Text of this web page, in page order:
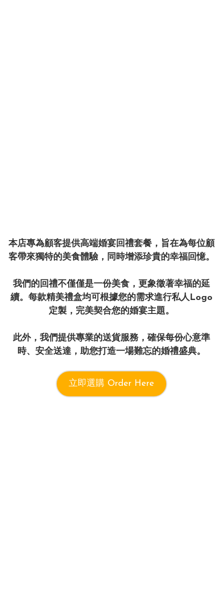
本店專為顧客提供高端婚宴回禮套餐，旨在為每位顧
客帶來獨特的美食體驗，同時增添珍貴的幸福回憶。
我們的回禮不僅僅是一份美食，更象徵著幸福的延
續。每款精美禮盒均可根據您的需求進行私人Logo
定製，完美契合您的婚宴主題。
此外，我們提供專業的送貨服務，確保每份心意準
時、安全送達，助您打造一場難忘的婚禮盛典。
立即選購 Order Here